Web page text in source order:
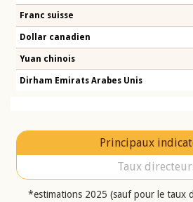
Franc suisse
Dollar canadien
Yuan chinois
Dirham Emirats Arabes Unis
Principaux
Taux
*estimations 2025 (sauf pour le taux